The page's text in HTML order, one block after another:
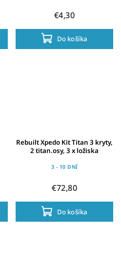
€4,30
Do košíka
Rebuilt Xpedo Kit Titan 3 kryty,
2 titan.osy, 3 x ložiska
3 - 10 DNÍ
€72,80
Do košíka